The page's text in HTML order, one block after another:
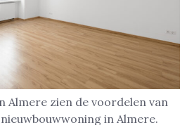
Almere zien de voordelen van
in Almere.